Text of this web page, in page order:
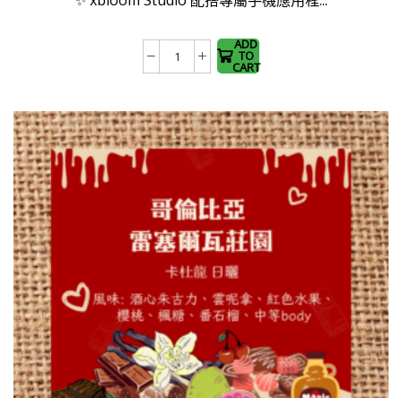
xBloom
-
All
in
智
能
手
沖
咖
啡
機
數
量
ADD
TO
CART
The
options
chosen
on the
product